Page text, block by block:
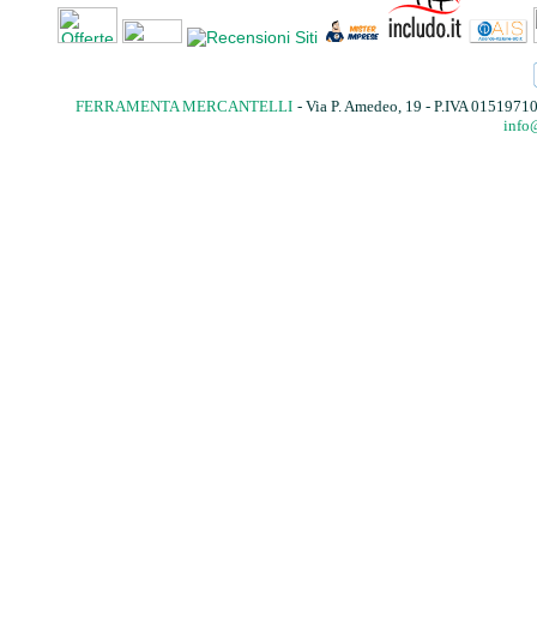
FERRAMENTA MERCANTELLI - Via P. Amedeo, 19 - P.IVA